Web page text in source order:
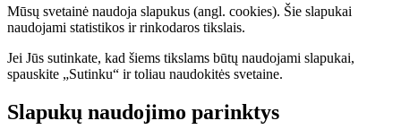
Mūsų svetainė naudoja slapukus (angl. cookies). Šie slapukai
naudojami statistikos ir rinkodaros tikslais.
Jei Jūs sutinkate, kad šiems tikslams būtų naudojami slapukai,
spauskite „Sutinku“ ir toliau naudokitės svetaine.
Slapukų naudojimo parinktys